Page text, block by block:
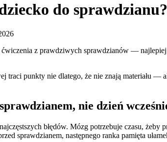
do
z prawdziwych sprawdzianów —
traci punkty nie dlatego, że nie znają materiału —
nie dzień
błędów. Mózg potrzebuje czasu,
sprawdzianem, następnego ranka pamięta